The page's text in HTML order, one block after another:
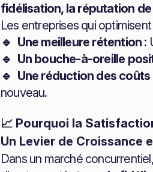
fidélisation, la réputation
Les entreprises qui
🔹 Une meilleure rétention :
🔹 Un bouche-à-oreille
🔹 Une réduction des coûts
nouveau.
📈 Pourquoi la
Un Levier de Croissance
Dans un marché concurrentiel,